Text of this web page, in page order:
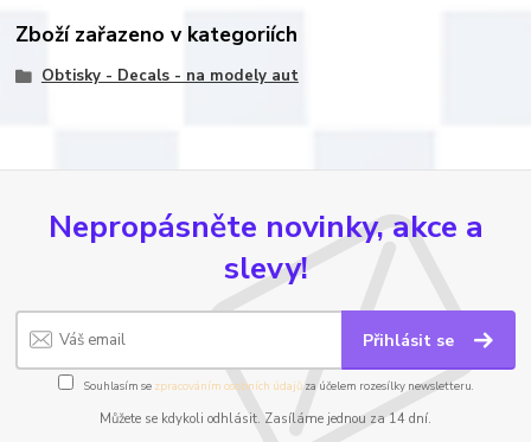
Zboží zařazeno v kategoriích
Obtisky - Decals - na modely aut
Nepropásněte novinky, akce a
slevy!
Přihlásit se
Souhlasím se zpracováním osobních údajůza účelem rozesílky newsletteru.
Můžete se kdykoli odhlásit. Zasíláme jednou za 14 dní.